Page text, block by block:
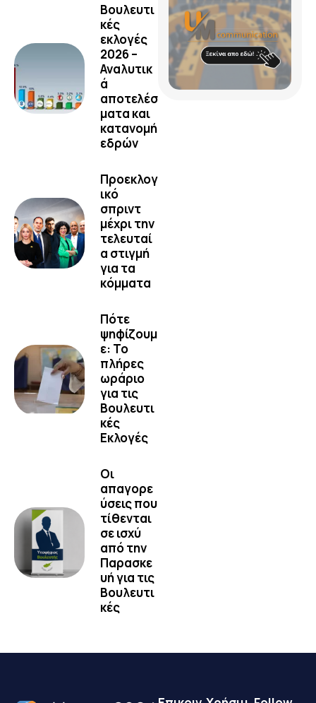
Βουλευτι
κές
εκλογές
2026 –
Αναλυτικ
ά
αποτελέσ
ματα και
κατανομή
εδρών
Προεκλογ
ικό
σπριντ
μέχρι την
τελευταί
α στιγμή
για τα
κόμματα
Πότε
ψηφίζουμ
ε: Το
πλήρες
ωράριο
για τις
Βουλευτι
κές
Εκλογές
Οι
απαγορε
ύσεις που
τίθενται
σε ισχύ
από την
Παρασκε
υή για τις
Βουλευτι
κές